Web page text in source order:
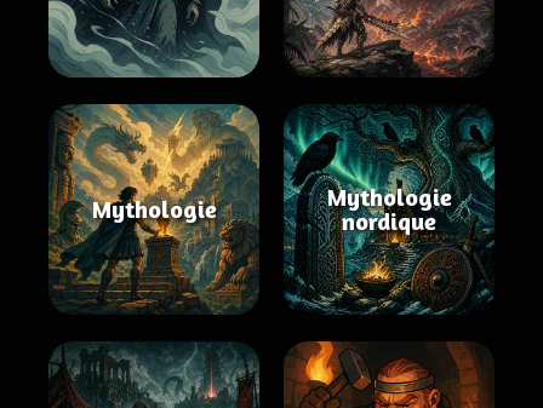
Mythologie
Mythologie
nordique